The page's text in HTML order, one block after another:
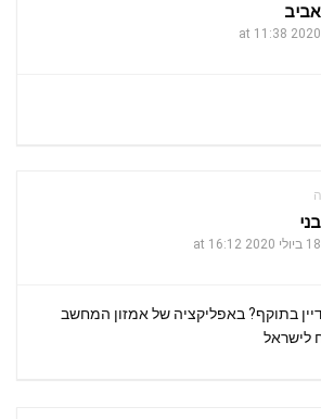
בני
18 ביולי 2020 at 16:12
בתוקף? באפליקציה של אמזון המחשב
לישראל